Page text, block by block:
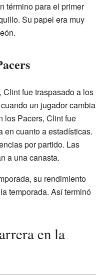
término para el primer
Su papel era muy
fue traspasado a los
un jugador cambia
los Pacers, Clint fue
en cuanto a estadísticas.
por partido. Las
a una canasta.
su rendimiento
temporada. Así terminó
en la